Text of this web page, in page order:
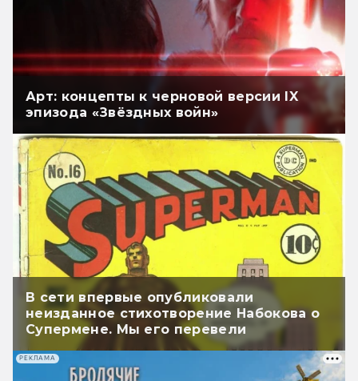
Арт: концепты к черновой версии IX
эпизода «Звёздных войн»
В сети впервые опубликовали
неизданное стихотворение Набокова о
Супермене. Мы его перевели
РЕКЛАМА